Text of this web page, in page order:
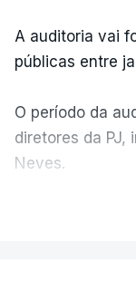
A auditoria vai
públicas entre
O período da
diretores da PJ,
Neves.